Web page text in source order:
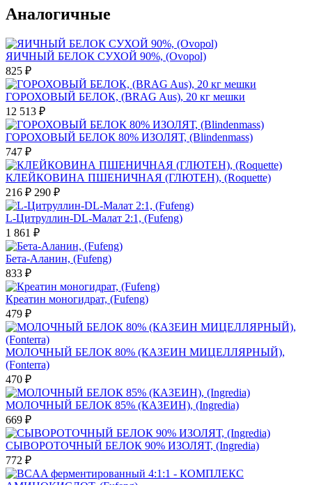
Аналогичные
ЯИЧНЫЙ БЕЛОК СУХОЙ 90%, (Ovopol)
825 ₽
ГОРОХОВЫЙ БЕЛОК, (BRAG Aus), 20 кг мешки
12 513 ₽
ГОРОХОВЫЙ БЕЛОК 80% ИЗОЛЯТ, (Blindenmass)
747 ₽
КЛЕЙКОВИНА ПШЕНИЧНАЯ (ГЛЮТЕН), (Roquette)
216 ₽ 290 ₽
L-Цитруллин-DL-Малат 2:1, (Fufeng)
1 861 ₽
Бета-Аланин, (Fufeng)
833 ₽
Креатин моногидрат, (Fufeng)
479 ₽
МОЛОЧНЫЙ БЕЛОК 80% (КАЗЕИН МИЦЕЛЛЯРНЫЙ),
(Fonterra)
470 ₽
МОЛОЧНЫЙ БЕЛОК 85% (КАЗЕИН), (Ingredia)
669 ₽
СЫВОРОТОЧНЫЙ БЕЛОК 90% ИЗОЛЯТ, (Ingredia)
772 ₽